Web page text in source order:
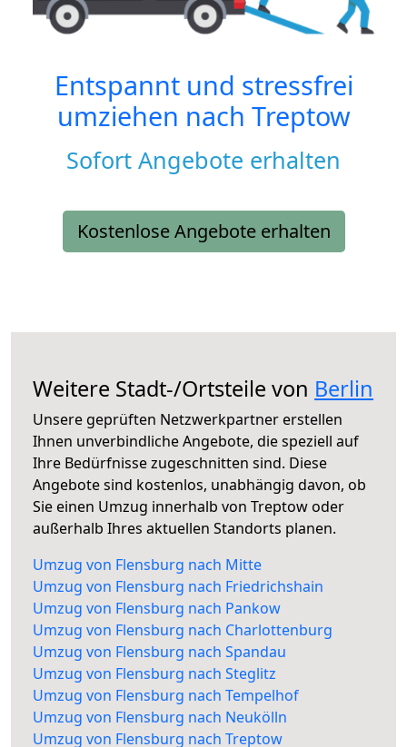
Entspannt und stressfrei
umziehen nach Treptow
Sofort Angebote erhalten
Kostenlose Angebote erhalten
Weitere Stadt-/Ortsteile von Berlin
Unsere geprüften Netzwerkpartner erstellen
Ihnen unverbindliche Angebote, die speziell auf
Ihre Bedürfnisse zugeschnitten sind. Diese
Angebote sind kostenlos, unabhängig davon, ob
Sie einen Umzug innerhalb von Treptow oder
außerhalb Ihres aktuellen Standorts planen.
Umzug von Flensburg nach Mitte
Umzug von Flensburg nach Friedrichshain
Umzug von Flensburg nach Pankow
Umzug von Flensburg nach Charlottenburg
Umzug von Flensburg nach Spandau
Umzug von Flensburg nach Steglitz
Umzug von Flensburg nach Tempelhof
Umzug von Flensburg nach Neukölln
Umzug von Flensburg nach Treptow